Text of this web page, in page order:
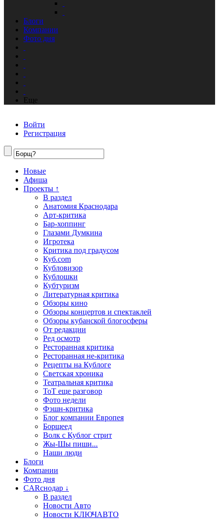
Блоги
Компании
Фото дня
Еще
Войти
Регистрация
Новые
Афиша
Проекты ↑
В раздел
Анатомия Краснодара
Арт-критика
Бар-хоппинг
Глазами Думкина
Игротека
Критика под градусом
Куб.com
Кубловизор
Кублошки
Кубтуризм
Литературная критика
Обзоры кино
Обзоры концертов и спектаклей
Обзоры кубанской блогосферы
От редакции
Ред осмотр
Ресторанная критика
Ресторанная не-критика
Рецепты на Кублоге
Светская хроника
Театральная критика
ТоТ еще разговор
Фото недели
Фэшн-критика
Блог компании Европея
Борщеед
Волк с Кублог стрит
Жы-Шы пиши...
Наши люди
Блоги
Компании
Фото дня
CARснодар ↓
В раздел
Новости Авто
Новости КЛЮЧАВТО